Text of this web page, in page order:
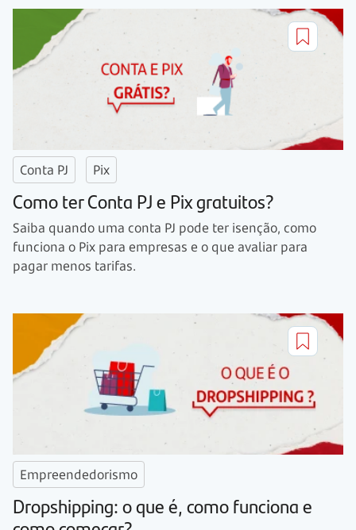
Conta PJ Pix
Como ter Conta PJ e Pix gratuitos?
Saiba quando uma conta PJ pode ter isenção, como
funciona o Pix para empresas e o que avaliar para
pagar menos tarifas.
Empreendedorismo
Dropshipping: o que é, como funciona e